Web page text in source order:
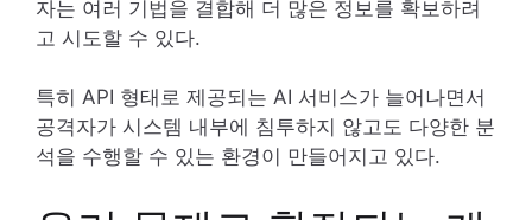
자는 여러 기법을 결합해 더 많은 정보를 확보하려
고 시도할 수 있다.
특히 API 형태로 제공되는 AI 서비스가 늘어나면서
공격자가 시스템 내부에 침투하지 않고도 다양한 분
석을 수행할 수 있는 환경이 만들어지고 있다.